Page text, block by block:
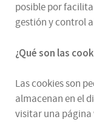
posible por
gestión y control
¿Qué son las
Las cookies son
almacenan en el
visitar una página